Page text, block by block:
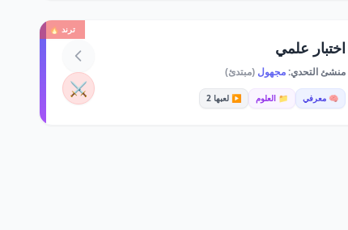
ترند 🔥
اختبار علمي
منشئ التحدي:مجهول (مبتدئ)
🧠 معرفي 📁 العلوم ▶️ لعبها 2 ⚔️